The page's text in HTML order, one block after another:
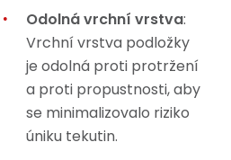
Odolná vrchní vrstva:
Vrchní vrstva podložky
je odolná proti protržení
a proti propustnosti, aby
se minimalizovalo riziko
úniku tekutin.